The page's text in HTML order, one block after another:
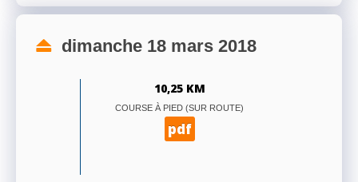
dimanche 18 mars 2018
10,25 KM
COURSE À PIED (SUR ROUTE)
pdf